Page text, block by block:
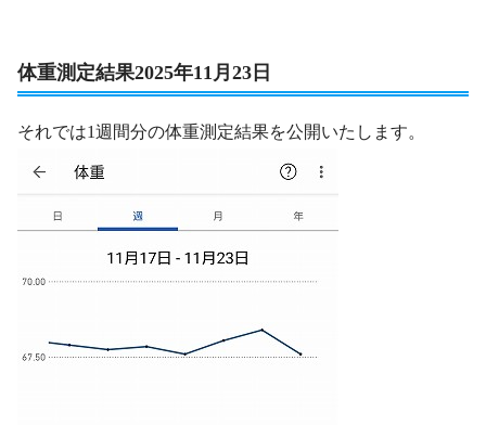
体重測定結果2025年11月23日
それでは1週間分の体重測定結果を公開いたします。